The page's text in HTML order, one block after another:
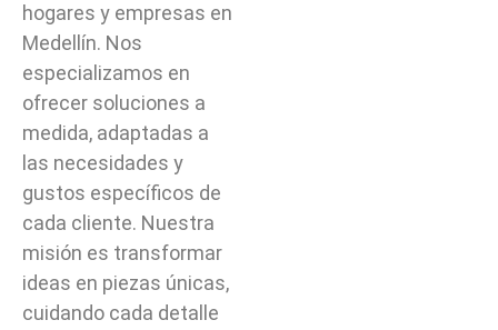
hogares y empresas en
Medellín. Nos
especializamos en
ofrecer soluciones a
medida, adaptadas a
las necesidades y
gustos específicos de
cada cliente. Nuestra
misión es transformar
ideas en piezas únicas,
cuidando cada detalle